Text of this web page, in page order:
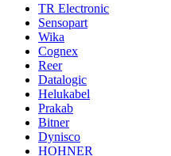
TR Electronic
Sensopart
Wika
Cognex
Reer
Datalogic
Helukabel
Prakab
Bitner
Dynisco
HOHNER